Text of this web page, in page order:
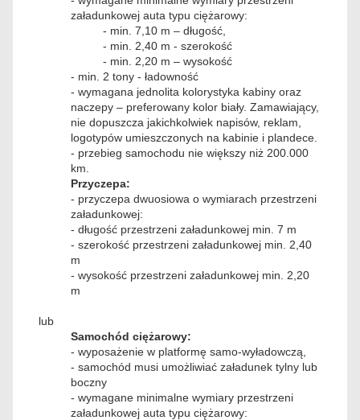
załadunkowej auta typu ciężarowy:
- min. 7,10 m – długość,
- min. 2,40 m - szerokość
- min. 2,20 m – wysokość
- min. 2 tony - ładowność
- wymagana jednolita kolorystyka kabiny oraz
naczepy – preferowany kolor biały. Zamawiający,
nie dopuszcza jakichkolwiek napisów, reklam,
logotypów umieszczonych na kabinie i plandece.
- przebieg samochodu nie większy niż 200.000
km.
Przyczepa:
- przyczepa dwuosiowa o wymiarach przestrzeni
załadunkowej:
- długość przestrzeni załadunkowej min. 7 m
- szerokość przestrzeni załadunkowej min. 2,40
m
- wysokość przestrzeni załadunkowej min. 2,20
m
lub
Samochód ciężarowy:
- wyposażenie w platformę samo-wyładowczą,
- samochód musi umożliwiać załadunek tylny lub
boczny
- wymagane minimalne wymiary przestrzeni
załadunkowej auta typu ciężarowy: